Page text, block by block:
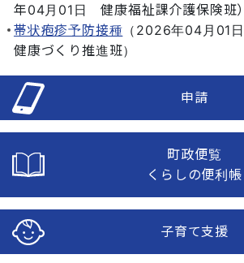
年04月01日
健康福祉課介護保険班）
帯状疱疹予防接種 （ 2026年04月01日
健康づくり推進班）
申請
町政便覧
くらしの便利帳
子育て支援